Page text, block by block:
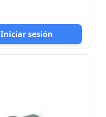
Iniciar sesión